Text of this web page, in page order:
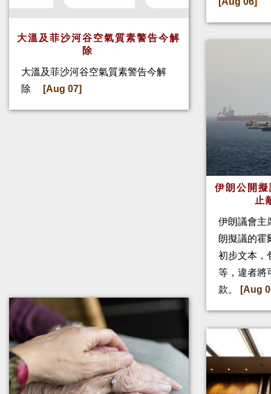
大溫及菲沙河谷空氣質素警告今解
除
大溫及菲沙河谷空氣質素警告今解
除
[Aug 07]
伊朗公開
止
伊朗議會主
朗擬議的霍
初步文本，
等，違者將
款。
[Aug